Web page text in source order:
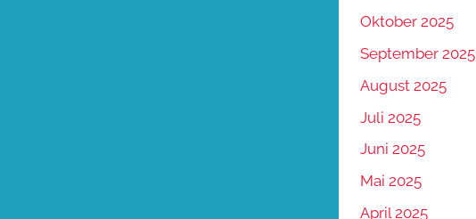
Oktober 2025
September 2025
August 2025
Juli 2025
Juni 2025
Mai 2025
April 2025